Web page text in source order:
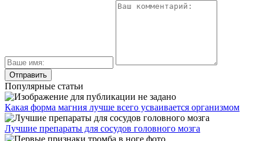
Популярные статьи
Какая форма магния лучше всего усваивается организмом
Лучшие препараты для сосудов головного мозга